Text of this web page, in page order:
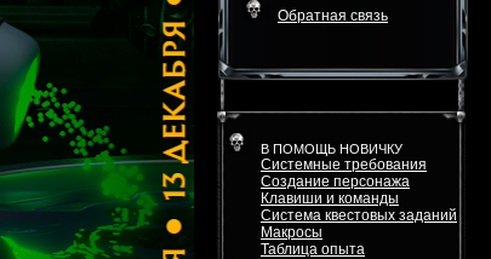
Обратная связь
В ПОМОЩЬ НОВИЧКУ
Системные требования
Создание персонажа
Клавиши и команды
Система квестовых заданий
Макросы
Таблица опыта